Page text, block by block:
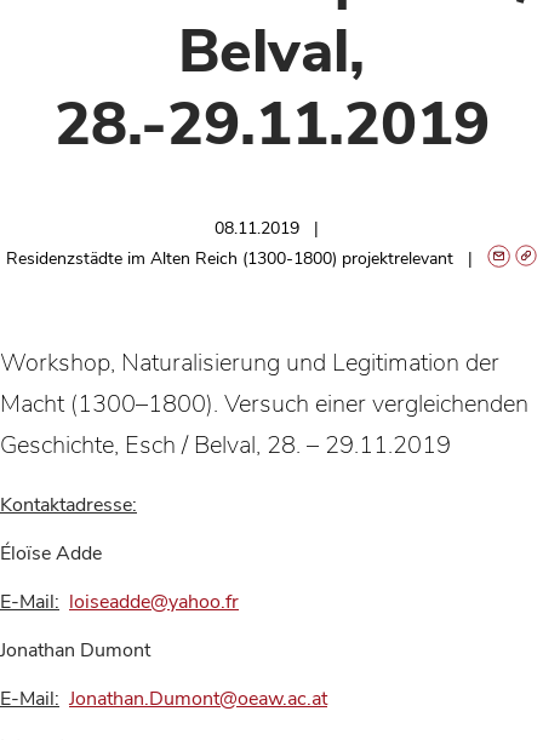
Belval,
28.-29.11.2019
08.11.2019
Residenzstädte im Alten Reich (1300-1800) projektrelevant
Workshop, Naturalisierung und Legitimation der
Macht (1300–1800). Versuch einer vergleichenden
Geschichte, Esch / Belval, 28. – 29.11.2019
Kontaktadresse:
Éloïse Adde
E-Mail: loiseadde@yahoo.fr
Jonathan Dumont
E-Mail: Jonathan.Dumont@oeaw.ac.at